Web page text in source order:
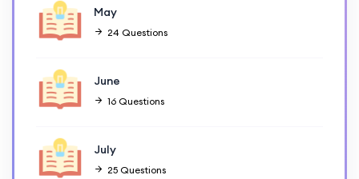
May
24 Questions
June
16 Questions
July
25 Questions